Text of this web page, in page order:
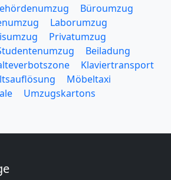
Büroumzug
Laborumzug
Privatumzug
Beiladung
Klaviertransport
Möbeltaxi
Umzugskartons